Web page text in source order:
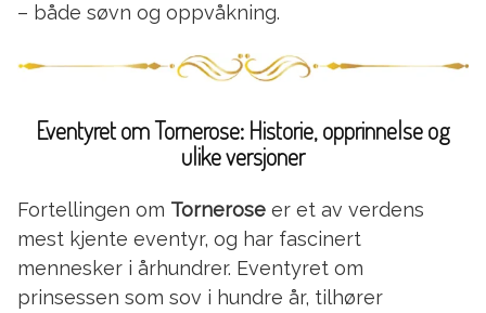
– både søvn og oppvåkning.
Eventyret om Tornerose: Historie, opprinnelse og
ulike versjoner
Fortellingen om Tornerose er et av verdens
mest kjente eventyr, og har fascinert
mennesker i århundrer. Eventyret om
prinsessen som sov i hundre år, tilhører